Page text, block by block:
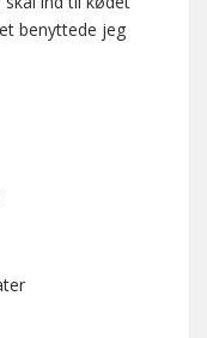
benyttede jeg